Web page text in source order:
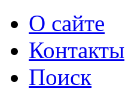
О сайте
Контакты
Поиск